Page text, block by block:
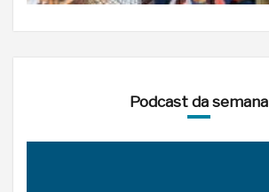
Podcast da semana